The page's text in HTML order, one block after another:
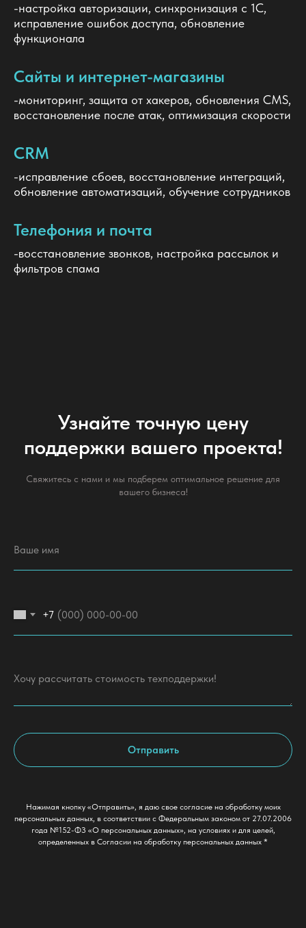
-настройка авторизации, синхронизация с 1С,
исправление ошибок доступа, обновление
функционала
Сайты и интернет-магазины
-мониторинг, защита от хакеров, обновления CMS,
восстановление после атак, оптимизация скорости
CRM
-исправление сбоев, восстановление интеграций,
обновление автоматизаций, обучение сотрудников
Телефония и почта
-восстановление звонков, настройка рассылок и
фильтров спама
Узнайте точную цену
поддержки вашего проекта!
Свяжитесь с нами и мы подберем оптимальное решение для
вашего бизнеса!
+7
Отправить
Нажимая кнопку «Отправить», я даю свое согласие на обработку моих
персональных данных, в соответствии с Федеральным законом от 27.07.2006
года №152-ФЗ «О персональных данных», на условиях и для целей,
определенных в Согласии на обработку персональных данных *